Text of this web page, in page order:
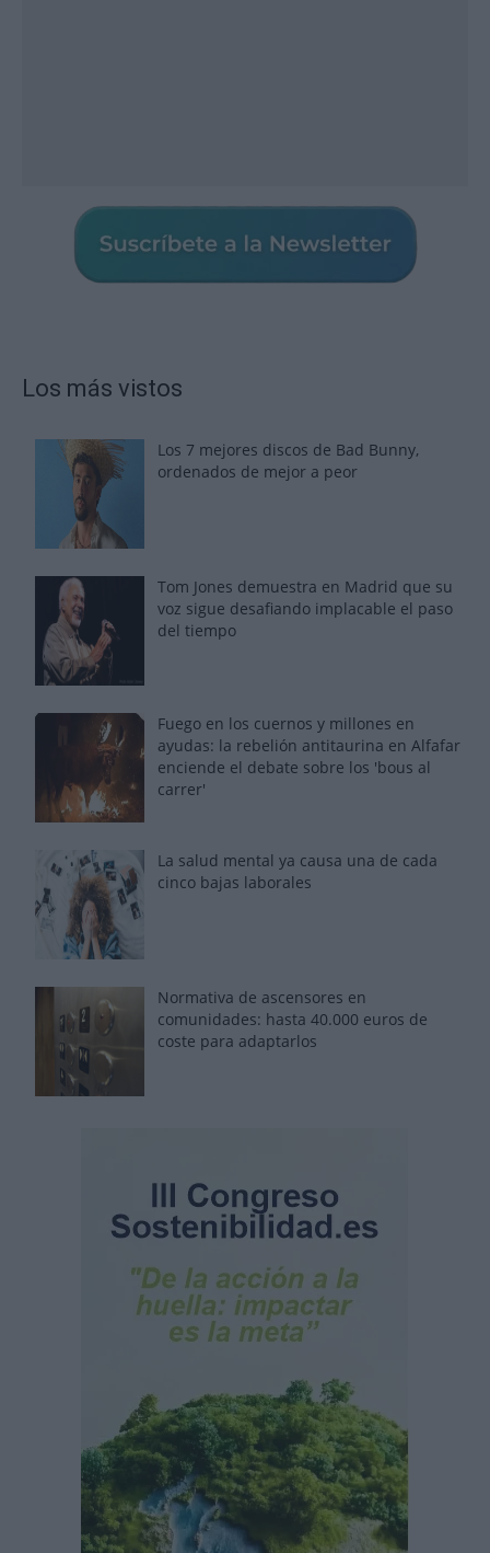
Los más vistos
Los 7 mejores discos de Bad Bunny,
ordenados de mejor a peor
Tom Jones demuestra en Madrid que su
voz sigue desafiando implacable el paso
del tiempo
Fuego en los cuernos y millones en
ayudas: la rebelión antitaurina en Alfafar
enciende el debate sobre los 'bous al
carrer'
La salud mental ya causa una de cada
cinco bajas laborales
Normativa de ascensores en
comunidades: hasta 40.000 euros de
coste para adaptarlos